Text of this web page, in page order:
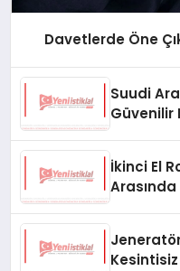
Davetlerde Öne
Suudi
Güvenilir
İkinci El